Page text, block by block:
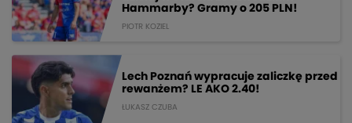
Hammarby? Gramy o 205 PLN!
PIOTR KOZIEL
Lech Poznań wypracuje zaliczkę przed
rewanżem? LE AKO 2.40!
ŁUKASZ CZUBA